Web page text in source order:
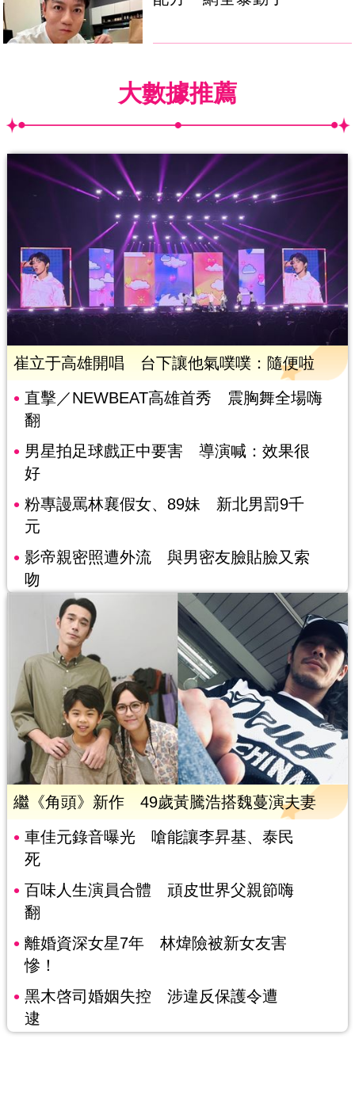
大數據推薦
崔立于高雄開唱 台下讓他氣噗噗：隨便啦
直擊／NEWBEAT高雄首秀 震胸舞全場嗨
翻
男星拍足球戲正中要害 導演喊：效果很
好
粉專謾罵林襄假女、89妹 新北男罰9千
元
影帝親密照遭外流 與男密友臉貼臉又索
吻
繼《角頭》新作 49歲黃騰浩搭魏蔓演夫妻
車佳元錄音曝光 嗆能讓李昇基、泰民
死
百味人生演員合體 頑皮世界父親節嗨
翻
離婚資深女星7年 林煒險被新女友害
慘！
黑木啓司婚姻失控 涉違反保護令遭
逮